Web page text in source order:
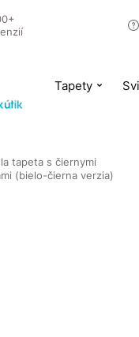
Tapety
tapeta s čiernymi
(bielo-čierna verzia)